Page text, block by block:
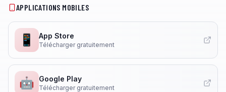
APPLICATIONS MOBILES
📱 App Store
Télécharger gratuitement
🤖 Google Play
Télécharger gratuitement